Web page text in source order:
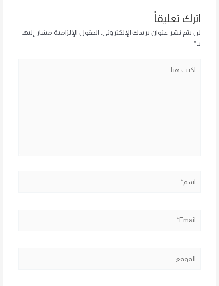
اترك تعليقاً
لن يتم نشر عنوان بريدك الإلكتروني.
الحقول الإلزامية مشار إليها
بـ *
هنا...